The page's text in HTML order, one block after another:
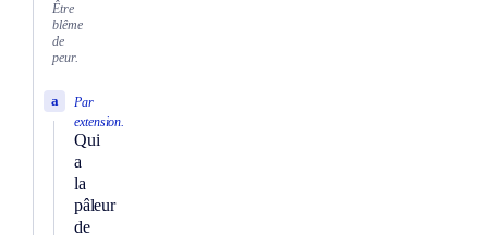
Être
blême
de
peur.
Par
extension.
Qui
a
la
pâleur
de
a